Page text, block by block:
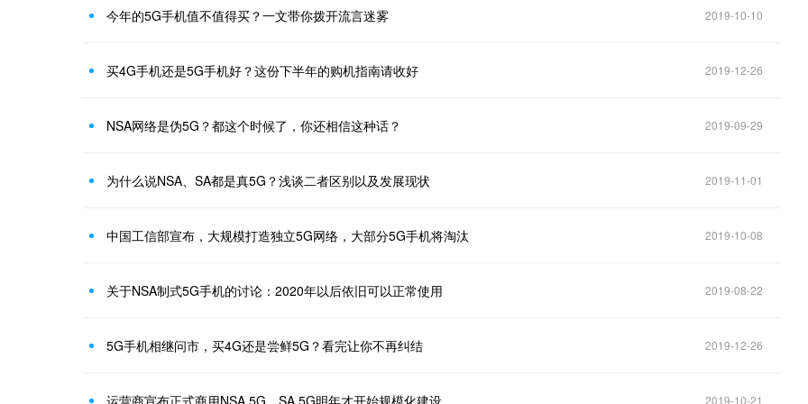
今年的5G手机值不值得买？一文带你拨开流言迷雾 2019-10-10
买4G手机还是5G手机好？这份下半年的购机指南请收好 2019-12-26
NSA网络是伪5G？都这个时候了，你还相信这种话？ 2019-09-29
为什么说NSA、SA都是真5G？浅谈二者区别以及发展现状 2019-11-01
中国工信部宣布，大规模打造独立5G网络，大部分5G手机将淘汰 2019-10-08
关于NSA制式5G手机的讨论：2020年以后依旧可以正常使用 2019-08-22
5G手机相继问市，买4G还是尝鲜5G？看完让你不再纠结 2019-12-26
2019-10-21